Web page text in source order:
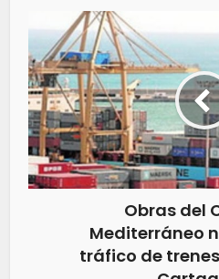
Obras del
Mediterráneo
tráfico de